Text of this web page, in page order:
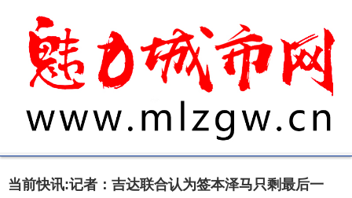
当前快讯:记者：吉达联合认为签本泽马只剩最后一